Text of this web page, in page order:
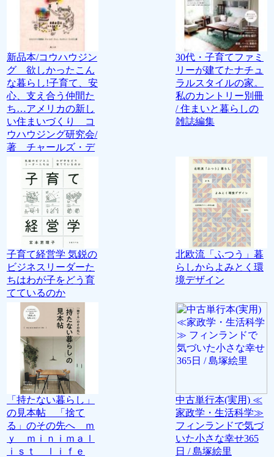
新品本/コウハウジン
グ 欲しかったこん
な暮らし!子育て、安
心、支え合う仲間た
ち…アメリカの新し
い住まいづくり コ
ウハウジング研究会/
著 チャールズ・デ
30代・子育てファミ
リーが建てたナチュ
ラルスタイルの家。
私のカントリー別冊
/ 住まいと暮らしの
雑誌編集
子育て経営学 気鋭の
ビジネスリーダーた
ちはわが子をどう育
てているのか
北欧流「ふつう」暮
らしからよみとく環
境デザイン
「持たない暮らし」
の見本帖 「捨て
る」のその先へ ｍ
ｙ ｍｉｎｉｍａｌ
ｉｓｔ ｌｉｆｅ
中古単行本(実用) ≪
家政学・生活科学≫
フィンランドで気づ
いた小さな幸せ365
日 / 島塚絵里